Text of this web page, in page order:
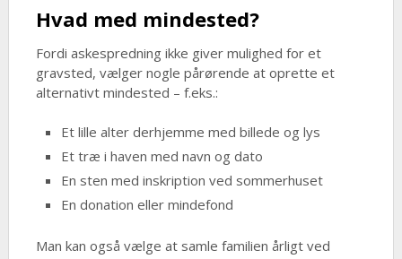
Hvad med mindested?
Fordi askespredning ikke giver mulighed for et
gravsted, vælger nogle pårørende at oprette et
alternativt mindested – f.eks.:
Et lille alter derhjemme med billede og lys
Et træ i haven med navn og dato
En sten med inskription ved sommerhuset
En donation eller mindefond
Man kan også vælge at samle familien årligt ved